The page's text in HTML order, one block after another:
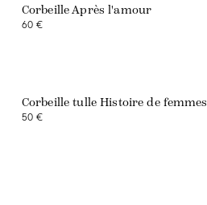
Corbeille Après l'amour
60 €
Corbeille tulle Histoire de femmes
50 €